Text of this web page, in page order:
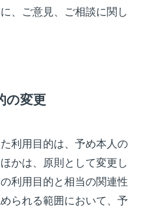
、ご意見、ご相談に関し
の変更
利用目的は、予め本人の
かは、原則として変更し
利用目的と相当の関連性
られる範囲において、予